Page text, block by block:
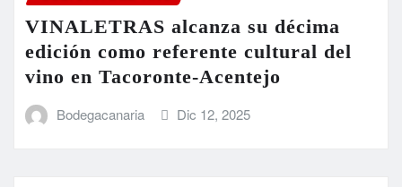
VINALETRAS alcanza su décima
edición como referente cultural del
vino en Tacoronte-Acentejo
Bodegacanaria Dic 12, 2025